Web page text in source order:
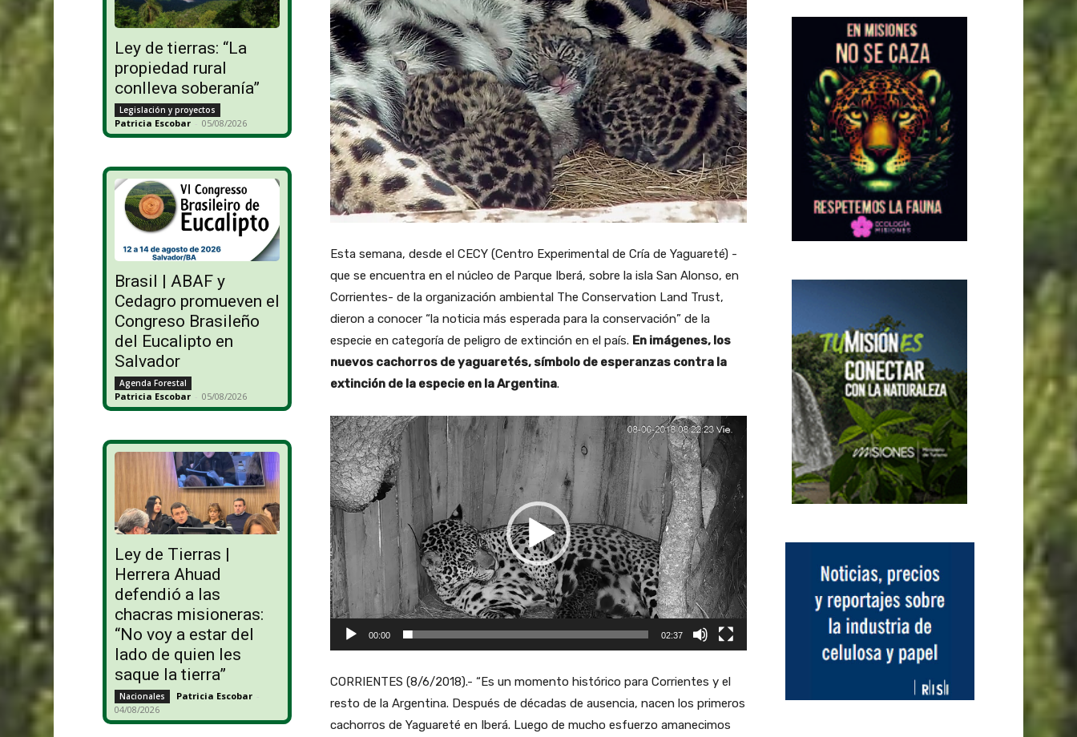
Ley de tierras: “La
propiedad rural
conlleva soberanía”
Legislación y proyectos
Patricia Escobar - 05/08/2026
Brasil | ABAF y
Cedagro promueven el
Congreso Brasileño
del Eucalipto en
Salvador
Agenda Forestal
Patricia Escobar - 05/08/2026
Ley de Tierras |
Herrera Ahuad
defendió a las
chacras misioneras:
“No voy a estar del
lado de quien les
saque la tierra”
Nacionales Patricia Escobar -
04/08/2026
Esta semana, desde el CECY (Centro Experimental de Cría de Yaguareté) -
que se encuentra en el núcleo de Parque Iberá, sobre la isla San Alonso, en
Corrientes- de la organización ambiental The Conservation Land Trust,
dieron a conocer “la noticia más esperada para la conservación” de la
especie en categoría de peligro de extinción en el país. En imágenes, los
nuevos cachorros de yaguaretés, símbolo de esperanzas contra la
extinción de la especie en la Argentina.
R
e
p
r
o
d
u
c
t
o
e
v
í
00:00 02:37
CORRIENTES (8/6/2018).- “Es un momento histórico para Corrientes y el
resto de la Argentina. Después de décadas de ausencia, nacen los primeros
cachorros de Yaguareté en Iberá. Luego de mucho esfuerzo amanecimos